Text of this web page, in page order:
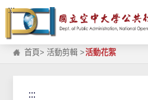
跳到主要內容區塊
:::
首頁>活動剪輯 >活動花絮
:::